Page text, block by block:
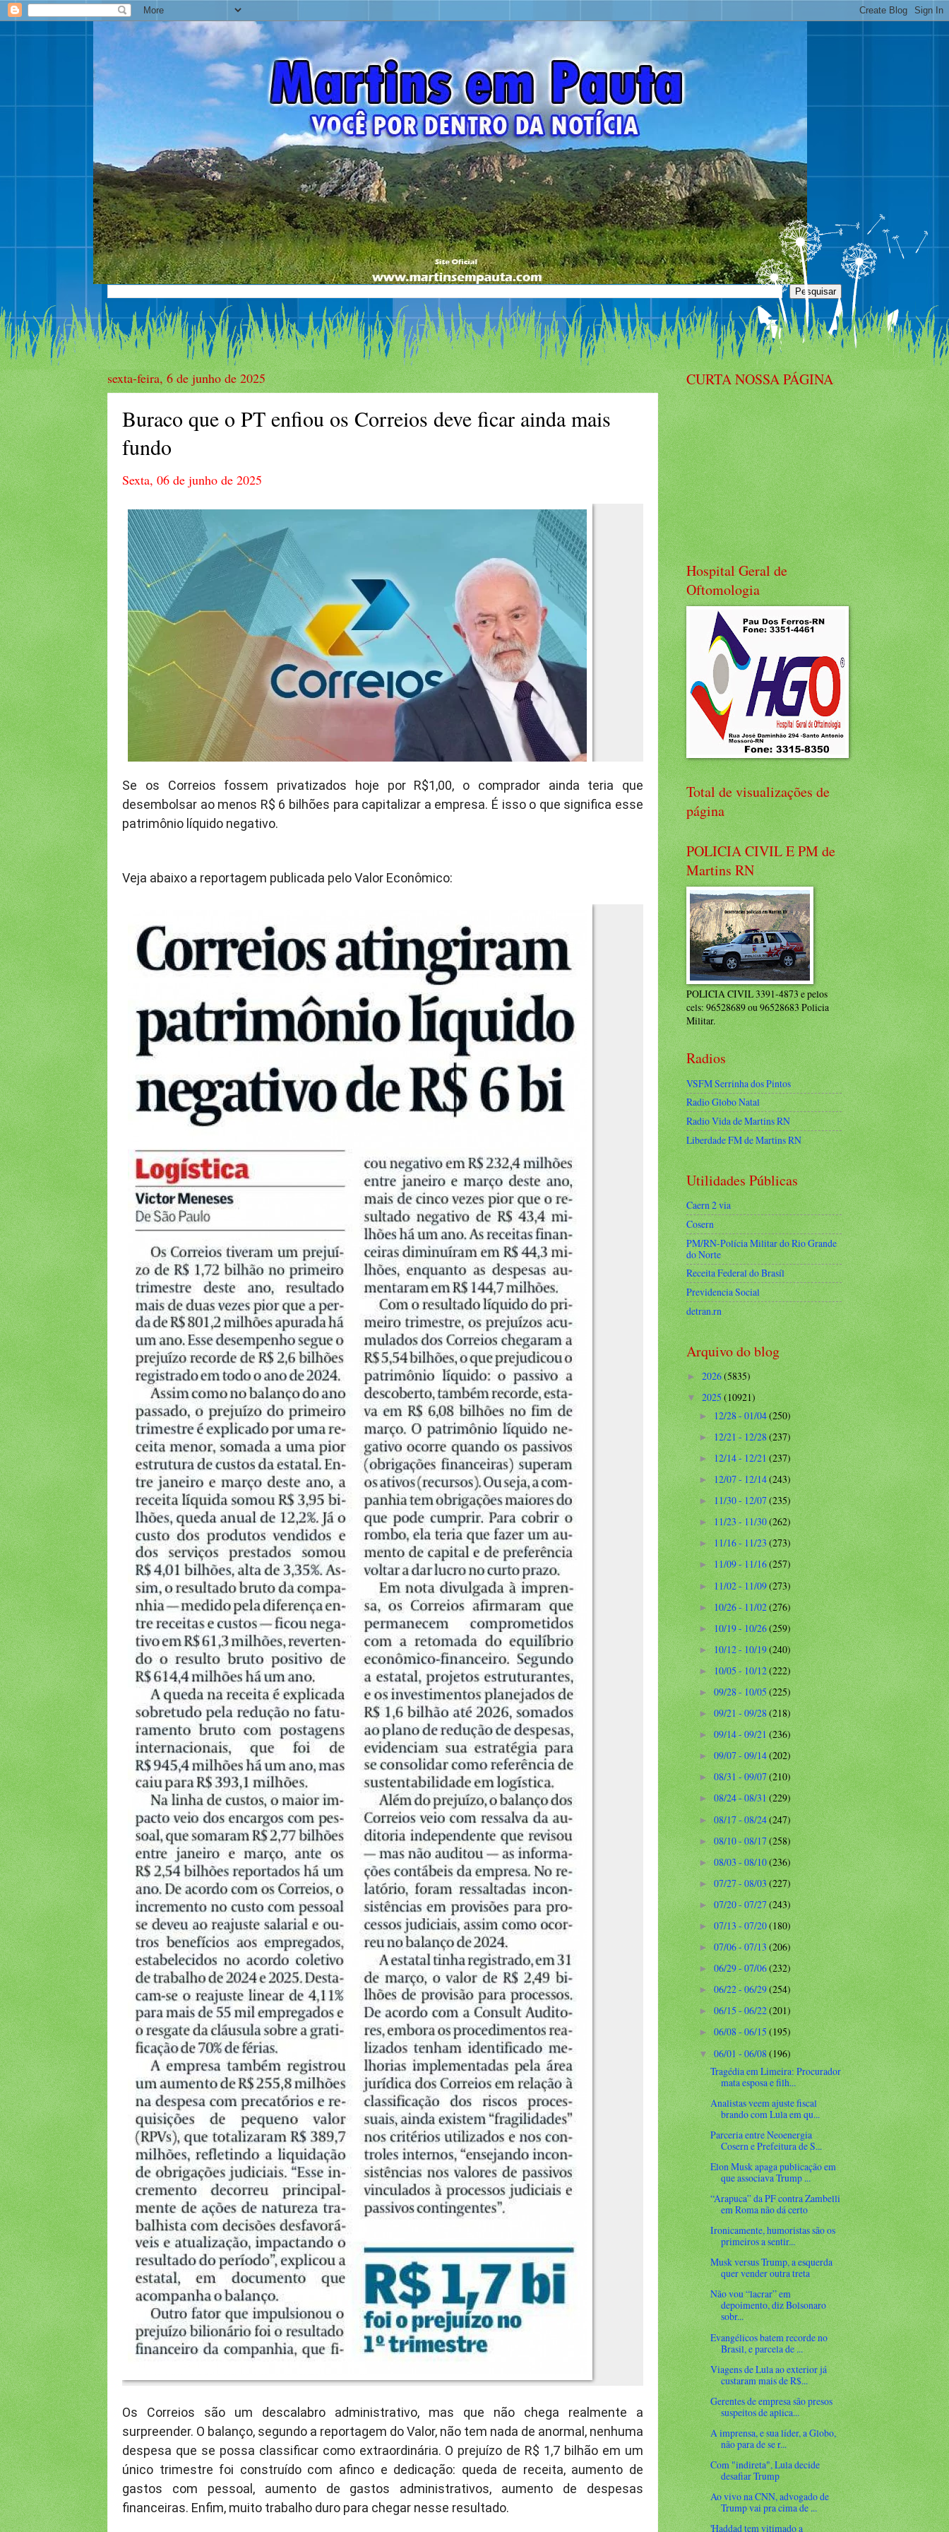
sexta-feira, 6 de junho de 2025
Buraco que o PT enfiou os Correios deve ficar ainda mais
fundo
Sexta, 06 de junho de 2025
Se os Correios fossem privatizados hoje por R$1,00, o comprador ainda teria que
desembolsar ao menos R$ 6 bilhões para capitalizar a empresa. É isso o que significa esse
patrimônio líquido negativo.
Veja abaixo a reportagem publicada pelo Valor Econômico:
Os Correios são um descalabro administrativo, mas que não chega realmente a
surpreender. O balanço, segundo a reportagem do Valor, não tem nada de anormal, nenhuma
despesa que se possa classificar como extraordinária. O prejuízo de R$ 1,7 bilhão em um
único trimestre foi construído com afinco e dedicação: queda de receita, aumento de
gastos com pessoal, aumento de gastos administrativos, aumento de despesas
financeiras. Enfim, muito trabalho duro para chegar nesse resultado.
CURTA NOSSA PÁGINA
Hospital Geral de
Oftomologia
Total de visualizações de
página
POLICIA CIVIL E PM de
Martins RN
POLICIA CIVIL 3391-4873 e pelos
cels: 96528689 ou 96528683 Policia
Militar.
Radios
VSFM Serrinha dos Pintos
Radio Globo Natal
Radio Vida de Martins RN
Liberdade FM de Martins RN
Utilidades Públicas
Caern 2 via
Cosern
PM/RN-Polícia Militar do Rio Grande
do Norte
Receita Federal do Brasíl
Previdencia Social
detran.rn
Arquivo do blog
► 2026(5835)
▼2025(10921)
►12/28 - 01/04(250)
►12/21 - 12/28(237)
►12/14 - 12/21(237)
►12/07 - 12/14(243)
►11/30 - 12/07(235)
►11/23 - 11/30(262)
►11/16 - 11/23(273)
►11/09 - 11/16(257)
►11/02 - 11/09(273)
►10/26 - 11/02(276)
►10/19 - 10/26(259)
►10/12 - 10/19(240)
►10/05 - 10/12(222)
►09/28 - 10/05(225)
►09/21 - 09/28(218)
►09/14 - 09/21(236)
►09/07 - 09/14(202)
►08/31 - 09/07(210)
►08/24 - 08/31(229)
► 08/17 - 08/24(247)
►08/10 - 08/17(258)
►08/03 - 08/10(236)
►07/27 - 08/03(227)
►07/20 - 07/27(243)
►07/13 - 07/20(180)
►07/06 - 07/13(206)
►06/29 - 07/06(232)
►06/22 - 06/29(254)
►06/15 - 06/22(201)
► 06/08 - 06/15(195)
▼06/01 - 06/08(196)
Tragédia em Limeira: Procurador
mata esposa e filh...
Analistas veem ajuste fiscal
brando com Lula em qu...
Parceria entre Neoenergia
Cosern e Prefeitura de S...
Elon Musk apaga publicação em
que associava Trump ...
“Arapuca” da PF contra Zambelli
em Roma não dá certo
Ironicamente, humoristas são os
primeiros a sentir...
Musk versus Trump, a esquerda
quer vender outra treta
Não vou “lacrar” em
depoimento, diz Bolsonaro
sobr...
Evangélicos batem recorde no
Brasil, e parcela de ...
Viagens de Lula ao exterior já
custaram mais de R$...
Gerentes de empresa são presos
suspeitos de aplica...
A imprensa, e sua líder, a Globo,
não para de se r...
Com "indireta", Lula decide
desafiar Trump
Ao vivo na CNN, advogado de
Trump vai pra cima de ...
'Haddad tem vitimado a